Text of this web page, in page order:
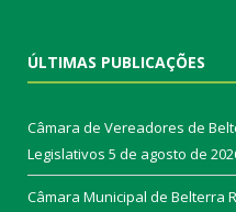
ÚLTIMAS PUBLICAÇÕES
Câmara de Vereadores de
Legislativos 5 de agosto de
Câmara Municipal de Belterra